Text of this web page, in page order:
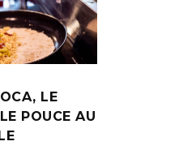
LE
POUCE AU